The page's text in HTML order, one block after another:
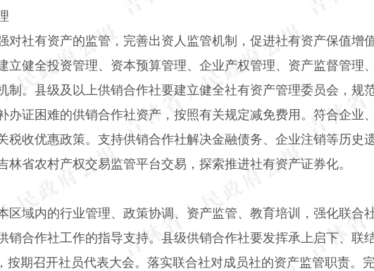
对社有资产的监管，完善出资人监管机制，促进社有资产保值增
立健全投资管理、资本预算管理、企业产权管理、资产监督管理
制。县级及以上供销合作社要建立健全社有资产管理委员会，规
办证困难的供销合作社资产，按照有关规定减免费用。符合企业
税收优惠政策。支持供销合作社解决金融债务、企业注销等历史
省农村产权交易监管平台交易，探索推进社有资产证券化。
区域内的行业管理、政策协调、资产监管、教育培训，强化联合
销合作社工作的指导支持。县级供销合作社要发挥承上启下、联
按期召开社员代表大会。落实联合社对成员社的资产监管职责。